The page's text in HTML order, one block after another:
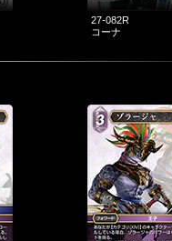
27-082R
コーナ